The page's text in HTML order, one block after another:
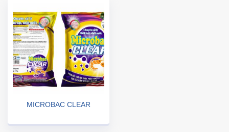
MICROBAC CLEAR